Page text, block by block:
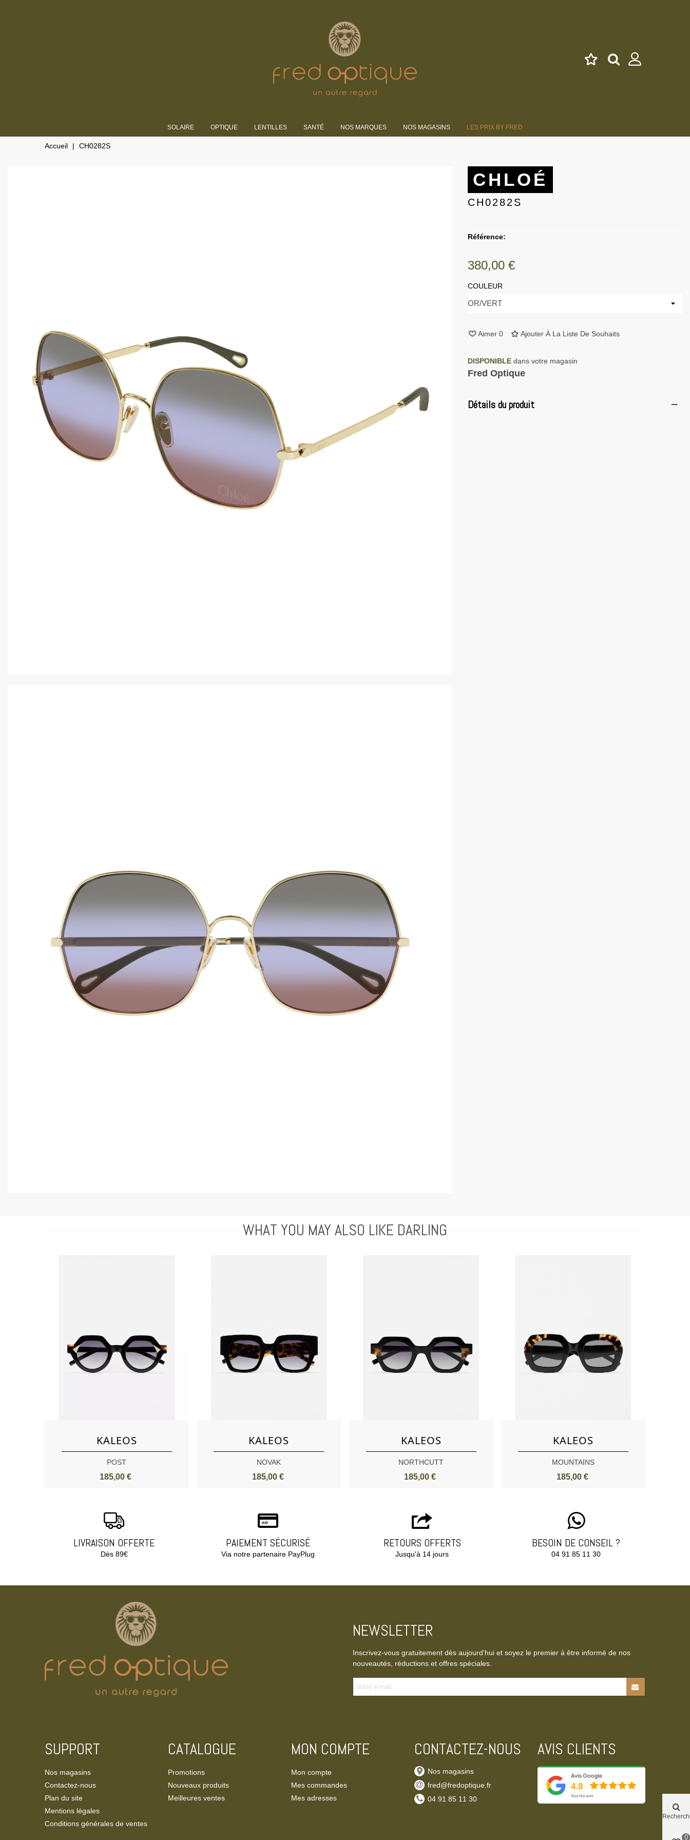
SOLAIRE OPTIQUE LENTILLES SANTÉ NOS MARQUES NOS MAGASINS LES PRIX BY FRED
Accueil | CH0282S
CHLOÉ
CH0282S
Référence:
380,00 €
COULEUR
Aimer 0 Ajouter À La Liste De Souhaits
DISPONIBLE dans votre magasin
Fred Optique
Détails du produit
WHAT YOU MAY ALSO LIKE DARLING
KALEOS
POST
185,00 €
KALEOS
NOVAK
185,00 €
KALEOS
NORTHCUTT
185,00 €
KALEOS
MOUNTAINS
185,00 €
LIVRAISON OFFERTE
Dès 89€
PAIEMENT SÉCURISÉ
Via notre partenaire PayPlug
RETOURS OFFERTS
Jusqu'à 14 jours
BESOIN DE CONSEIL ?
04 91 85 11 30‬
NEWSLETTER
Inscrivez-vous gratuitement dès aujourd'hui et soyez le premier à être informé de nos
nouveautés, réductions et offres spéciales.
SUPPORT
Nos magasins
Contactez-nous
Plan du site
Mentions légales
Conditions générales de ventes
CATALOGUE
Promotions
Nouveaux produits
Meilleures ventes
MON COMPTE
Mon compte
Mes commandes
Mes adresses
CONTACTEZ-NOUS
Nos magasins
fred@fredoptique.fr
‭04 91 85 11 30‬
AVIS CLIENTS
0